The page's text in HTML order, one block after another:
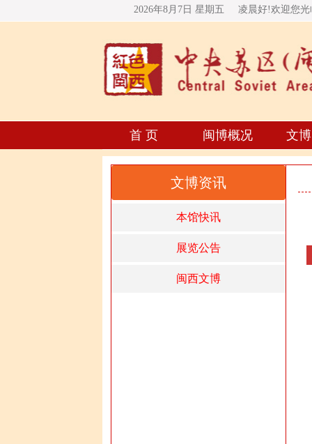
2026年8月7日 星期 五 凌晨好!欢迎您
首 页 闽博概况 文
文博资讯
本馆快讯
展览公告
闽西文博